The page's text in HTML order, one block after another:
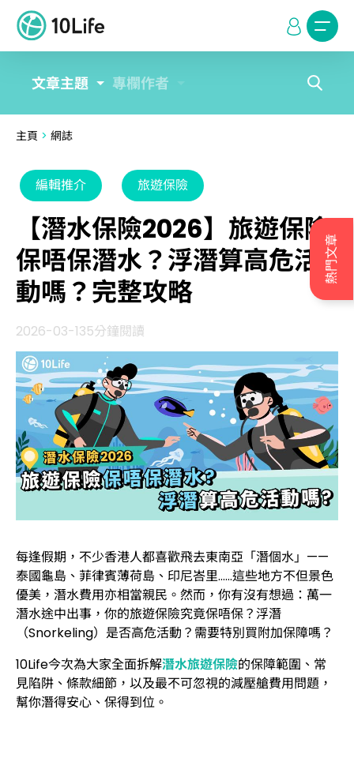
熱門文章
文章主題 專欄作者
主頁 > 網誌
編輯推介 旅遊保險
【潛水保險2026】旅遊保險
保唔保潛水？浮潛算高危活
動嗎？完整攻略
2026-03-135分鐘閱讀
每逢假期，不少香港人都喜歡飛去東南亞「潛個水」——
泰國龜島、菲律賓薄荷島、印尼峇里……這些地方不但景色
優美，潛水費用亦相當親民。然而，你有沒有想過：萬一
潛水途中出事，你的旅遊保險究竟保唔保？浮潛
（Snorkeling）是否高危活動？需要特別買附加保障嗎？
10Life今次為大家全面拆解潛水旅遊保險的保障範圍、常
見陷阱、條款細節，以及最不可忽視的減壓艙費用問題，
幫你潛得安心、保得到位。